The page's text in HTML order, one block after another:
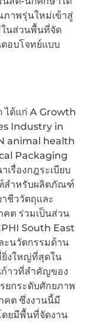
าพรุ่นใหม่เข้าสู่
ในส่วนพื้นที่จัด
อบโจทย์แบบ
ได้แก่ A Growth
Industry in
animal health
Packaging
รื่องกฎระเบียบ
สำหรับผลิตภัณฑ์
ชีววัตถุและ
คต ร่วมเป็นส่วน
South East
ะนวัตกรรมด้าน
งใหญ่ที่สุดใน
ก้าวที่สำคัญของ
ยกระดับศักยภาพ
คต ซึ่งงานนี้มี
ดยมีพื้นที่จัดงาน